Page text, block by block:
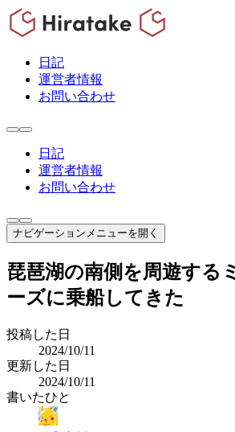
日記
運営者情報
お問い合わせ
日記
運営者情報
お問い合わせ
ナビゲーションメニューを開く
琵琶湖の南側を周遊する
ーズに乗船してきた
投稿した日
2024/10/11
更新した日
2024/10/11
書いたひと